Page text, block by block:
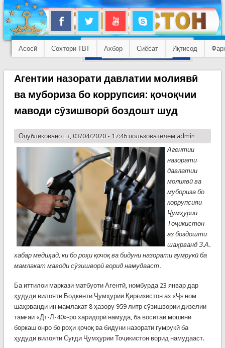
Асосӣ Сохтори ТВТ Ахбор Сиёсат Иқтисод
Агентии назорати давлатии молиявӣ
ва мубориза бо коррупсия: қочоқчии
маводи сӯзишворӣ боздошт шуд
Опубликовано пт, 03/04/2020 - 17:46 пользователем admin
Агентии
назорати
давлатии
молиявӣ ва
мубориза бо
коррупсияи
Ҷумҳурии
Тоҷикистон
аз боздошти
шаҳрванд З.А.
хабар медиҳад, ки бо роҳи қочоқ ва бидуни назорати гумрукӣ ба
мамлакат маводи сӯзишворӣ ворид намудааст.
Ба иттилои маркази матбуоти Агентӣ, номбурда 23 январ дар
ҳудуди вилояти Бодкенти Ҷумҳурии Қирғизистон аз «Ҷ» ном
шаҳрванди ин мамлакат 8 ҳазору 959 литр сӯзишвории дизелии
тамғаи «Дт-Л-40»-ро харидорӣ намуда, ба воситаи мошини
боркаш онро бо роҳи қочоқ ва бидуни назорати гумрукӣ ба
ҳудуди вилояти Суғди Ҷумҳурии Тоҷикистон ворид намудааст.